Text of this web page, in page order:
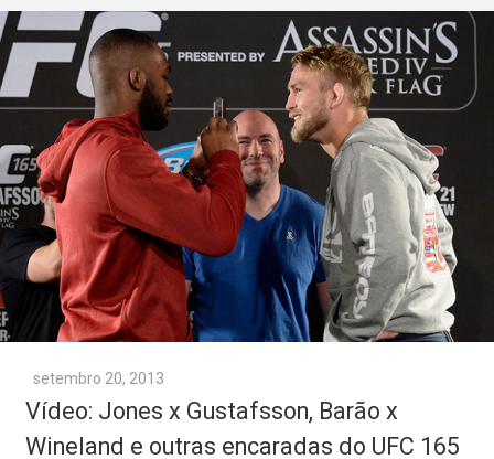
setembro 20, 2013
Vídeo: Jones x Gustafsson, Barão x
Wineland e outras encaradas do UFC 165